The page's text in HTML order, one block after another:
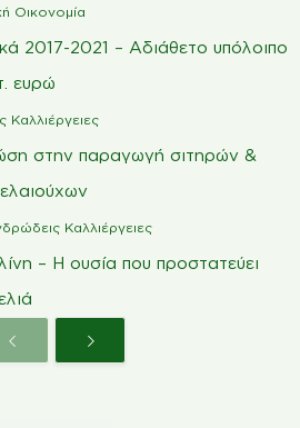
Οικονομία
2017-2021 – Αδιάθετο υπόλοιπο
ευρώ
Καλλιέργειες
στην παραγωγή σιτηρών &
Καλλιέργειες
– Η ουσία που προστατεύει